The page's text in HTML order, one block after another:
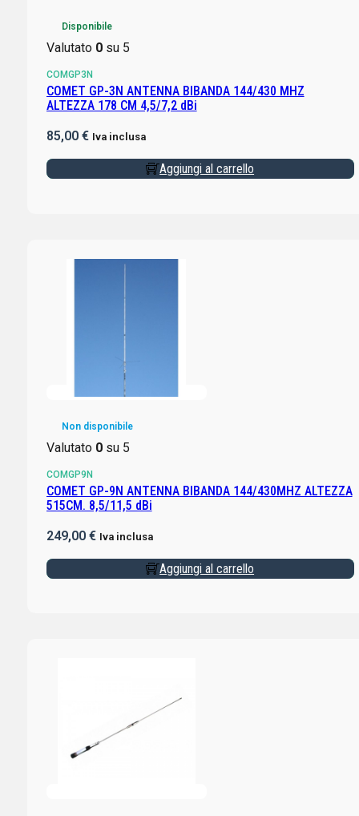
Disponibile
Valutato 0su 5
COMGP3N
COMET GP-3N ANTENNA BIBANDA 144/430 MHZ
ALTEZZA 178 CM 4,5/7,2 dBi
85,00 € Iva inclusa
Aggiungi al carrello
Non disponibile
Valutato 0su 5
COMGP9N
COMET GP-9N ANTENNA BIBANDA 144/430MHZ ALTEZZA
515CM. 8,5/11,5 dBi
249,00 € Iva inclusa
Aggiungi al carrello